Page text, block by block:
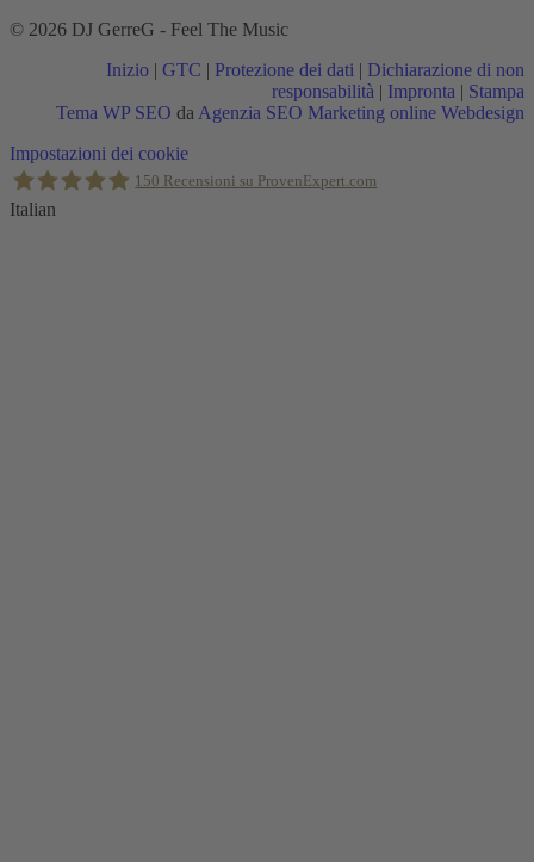
© 2026 DJ GerreG - Feel The Music
Inizio | GTC | Protezione dei dati | Dichiarazione di non
responsabilità | Impronta | Stampa
Tema WP SEO da Agenzia SEO Marketing online Webdesign
Torna
in
alto
Impostazioni dei cookie
150 Recensioni su ProvenExpert.com
Italian